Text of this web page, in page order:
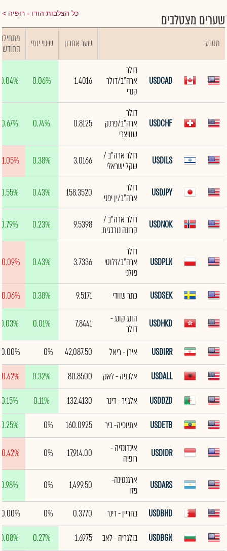
שערים מצטלבים כל הצלבות הודו - רופיה
מטבע שער אחרון שינוי יומי
החודש
USDCAD
דולר
ארה"ב/דולר
קנדי
1.4016
0.06%
0.04%
USDCHF
דולר
ארה"ב/פרנק
שוויצרי
0.8125
0.74%
0.67%
USDILS
דולר ארה"ב /
שקל ישראלי
3.0166
0.38%
-1.05%
USDJPY
דולר
ארה"ב/ין יפני
158.3520
0.43%
0.55%
USDNOK
דולר ארה"ב /
קרונה נורבגית
9.5398
0.23%
0.79%
USDPLN
דולר
ארה"ב/זלוטי
פולני
3.7336
0.43%
USDSEK כתר שוודי 9.5171
0.38%
USDHKD
הונג קונג -
דולר
7.8441
0.01%
0.03%
USDIRR אירן - ריאל 42,087.50
0%
0.00%
USDALL
אלבניה - לאק 80.8500
0.32%
USDDZD
אלג'יר - דינר 132.4130
0.11%
0.15%
USDETB
אתיופיה- ביר 160.0925
0%
0.25%
USDIDR
אינדונזיה -
רופיה
17,914.00
0%
USDARS
ארגנטינה-
פזו
1,499.50
0%
0.98%
USDBHD בחריין - דינר 0.3770
0%
0.00%
USDBGN
בולגריה - לאב 1.6975
0.27%
0.08%